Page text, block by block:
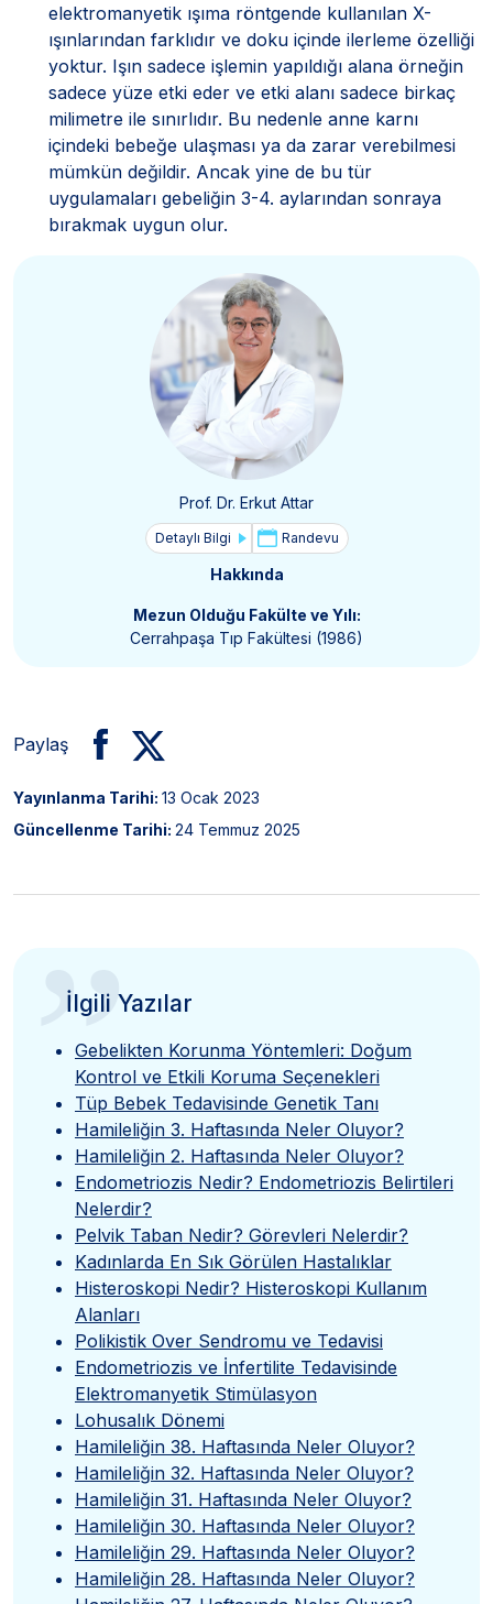
elektromanyetik ışıma röntgende kullanılan X-
ışınlarından farklıdır ve doku içinde ilerleme özelliği
yoktur. Işın sadece işlemin yapıldığı alana örneğin
sadece yüze etki eder ve etki alanı sadece birkaç
milimetre ile sınırlıdır. Bu nedenle anne karnı
içindeki bebeğe ulaşması ya da zarar verebilmesi
mümkün değildir. Ancak yine de bu tür
uygulamaları gebeliğin 3-4. aylarından sonraya
bırakmak uygun olur.
Prof. Dr. Erkut Attar
Detaylı Bilgi Randevu
Hakkında
Mezun Olduğu Fakülte ve Yılı:
Cerrahpaşa Tıp Fakültesi (1986)
Paylaş
Yayınlanma Tarihi: 13 Ocak 2023
Güncellenme Tarihi: 24 Temmuz 2025
”
İlgili Yazılar
Gebelikten Korunma Yöntemleri: Doğum
Kontrol ve Etkili Koruma Seçenekleri
Tüp Bebek Tedavisinde Genetik Tanı
Hamileliğin 3. Haftasında Neler Oluyor?
Hamileliğin 2. Haftasında Neler Oluyor?
Endometriozis Nedir? Endometriozis Belirtileri
Nelerdir?
Pelvik Taban Nedir? Görevleri Nelerdir?
Kadınlarda En Sık Görülen Hastalıklar
Histeroskopi Nedir? Histeroskopi Kullanım
Alanları
Polikistik Over Sendromu ve Tedavisi
Endometriozis ve İnfertilite Tedavisinde
Elektromanyetik Stimülasyon
Lohusalık Dönemi
Hamileliğin 38. Haftasında Neler Oluyor?
Hamileliğin 32. Haftasında Neler Oluyor?
Hamileliğin 31. Haftasında Neler Oluyor?
Hamileliğin 30. Haftasında Neler Oluyor?
Hamileliğin 29. Haftasında Neler Oluyor?
Hamileliğin 28. Haftasında Neler Oluyor?